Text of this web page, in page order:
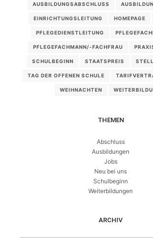
AUSBILDUNGSABSCHLUSS
EINRICHTUNGSLEITUNG HOMEPAGE
PFLEGEDIENSTLEITUNG
PFLEGEFACHMANN/-FACHFRAU
SCHULBEGINN STAATSPREIS
TAG DER OFFENEN SCHULE
WEIHNACHTEN
THEMEN
Abschluss
Ausbildungen
Jobs
Neu bei uns
Schulbeginn
Weiterbildungen
ARCHIV